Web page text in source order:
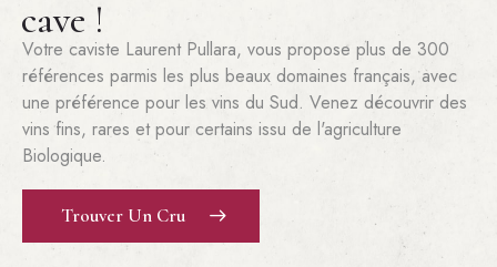
cave !
Votre caviste Laurent Pullara, vous propose plus de 300
références parmis les plus beaux domaines français, avec
une préférence pour les vins du Sud. Venez découvrir des
vins fins, rares et pour certains issu de l'agriculture
Biologique.
Trouver Un Cru